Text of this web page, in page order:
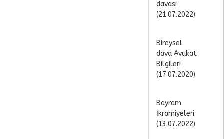
davası
(21.07.2022)
Bireysel
dava Avukat
Bilgileri
(17.07.2020)
Bayram
İkramiyeleri
(13.07.2022)